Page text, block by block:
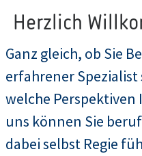
Herzlich
Ganz gleich, ob Sie
erfahrener Spezialist
welche Perspektiven
uns können Sie
dabei selbst Regie